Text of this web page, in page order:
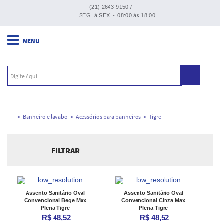
(21) 2643-9150 /
SEG. à SEX. - 08:00 às 18:00
Banheiro e lavabo Acessórios para banheiros Tigre
FILTRAR
Ordenar por:
Assento Sanitário Oval
Convencional Bege Max
Plena Tigre
R$ 48,52
Assento Sanitário Oval
Convencional Cinza Max
Plena Tigre
R$ 48,52